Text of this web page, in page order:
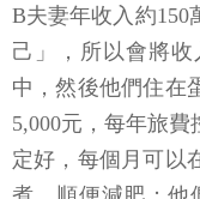
B夫妻年收入約150
己」，所以會將
中，然後他們住在
5,000元，每年旅
定好，每個月可以